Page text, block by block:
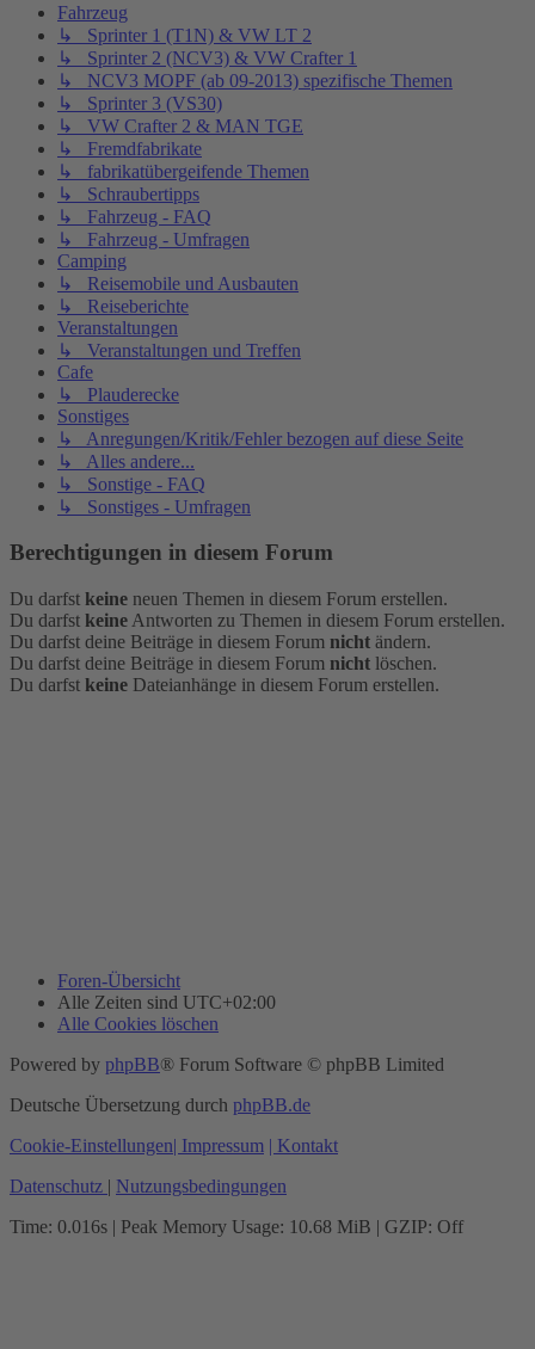
Fahrzeug
↳ Sprinter 1 (T1N) & VW LT 2
↳ Sprinter 2 (NCV3) & VW Crafter 1
↳ NCV3 MOPF (ab 09-2013) spezifische Themen
↳ Sprinter 3 (VS30)
↳ VW Crafter 2 & MAN TGE
↳ Fremdfabrikate
↳ fabrikatübergeifende Themen
↳ Schraubertipps
↳ Fahrzeug - FAQ
↳ Fahrzeug - Umfragen
Camping
↳ Reisemobile und Ausbauten
↳ Reiseberichte
Veranstaltungen
↳ Veranstaltungen und Treffen
Cafe
↳ Plauderecke
Sonstiges
↳ Anregungen/Kritik/Fehler bezogen auf diese Seite
↳ Alles andere...
↳ Sonstige - FAQ
↳ Sonstiges - Umfragen
Berechtigungen in diesem Forum
Du darfst keine neuen Themen in diesem Forum erstellen.
Du darfst keine Antworten zu Themen in diesem Forum erstellen.
Du darfst deine Beiträge in diesem Forum nicht ändern.
Du darfst deine Beiträge in diesem Forum nicht löschen.
Du darfst keine Dateianhänge in diesem Forum erstellen.
Foren-Übersicht
Alle Zeiten sind UTC+02:00
Alle Cookies löschen
Powered by phpBB® Forum Software © phpBB Limited
Deutsche Übersetzung durch phpBB.de
Cookie-Einstellungen| Impressum | Kontakt
Datenschutz | Nutzungsbedingungen
Time: 0.016s | Peak Memory Usage: 10.68 MiB | GZIP: Off